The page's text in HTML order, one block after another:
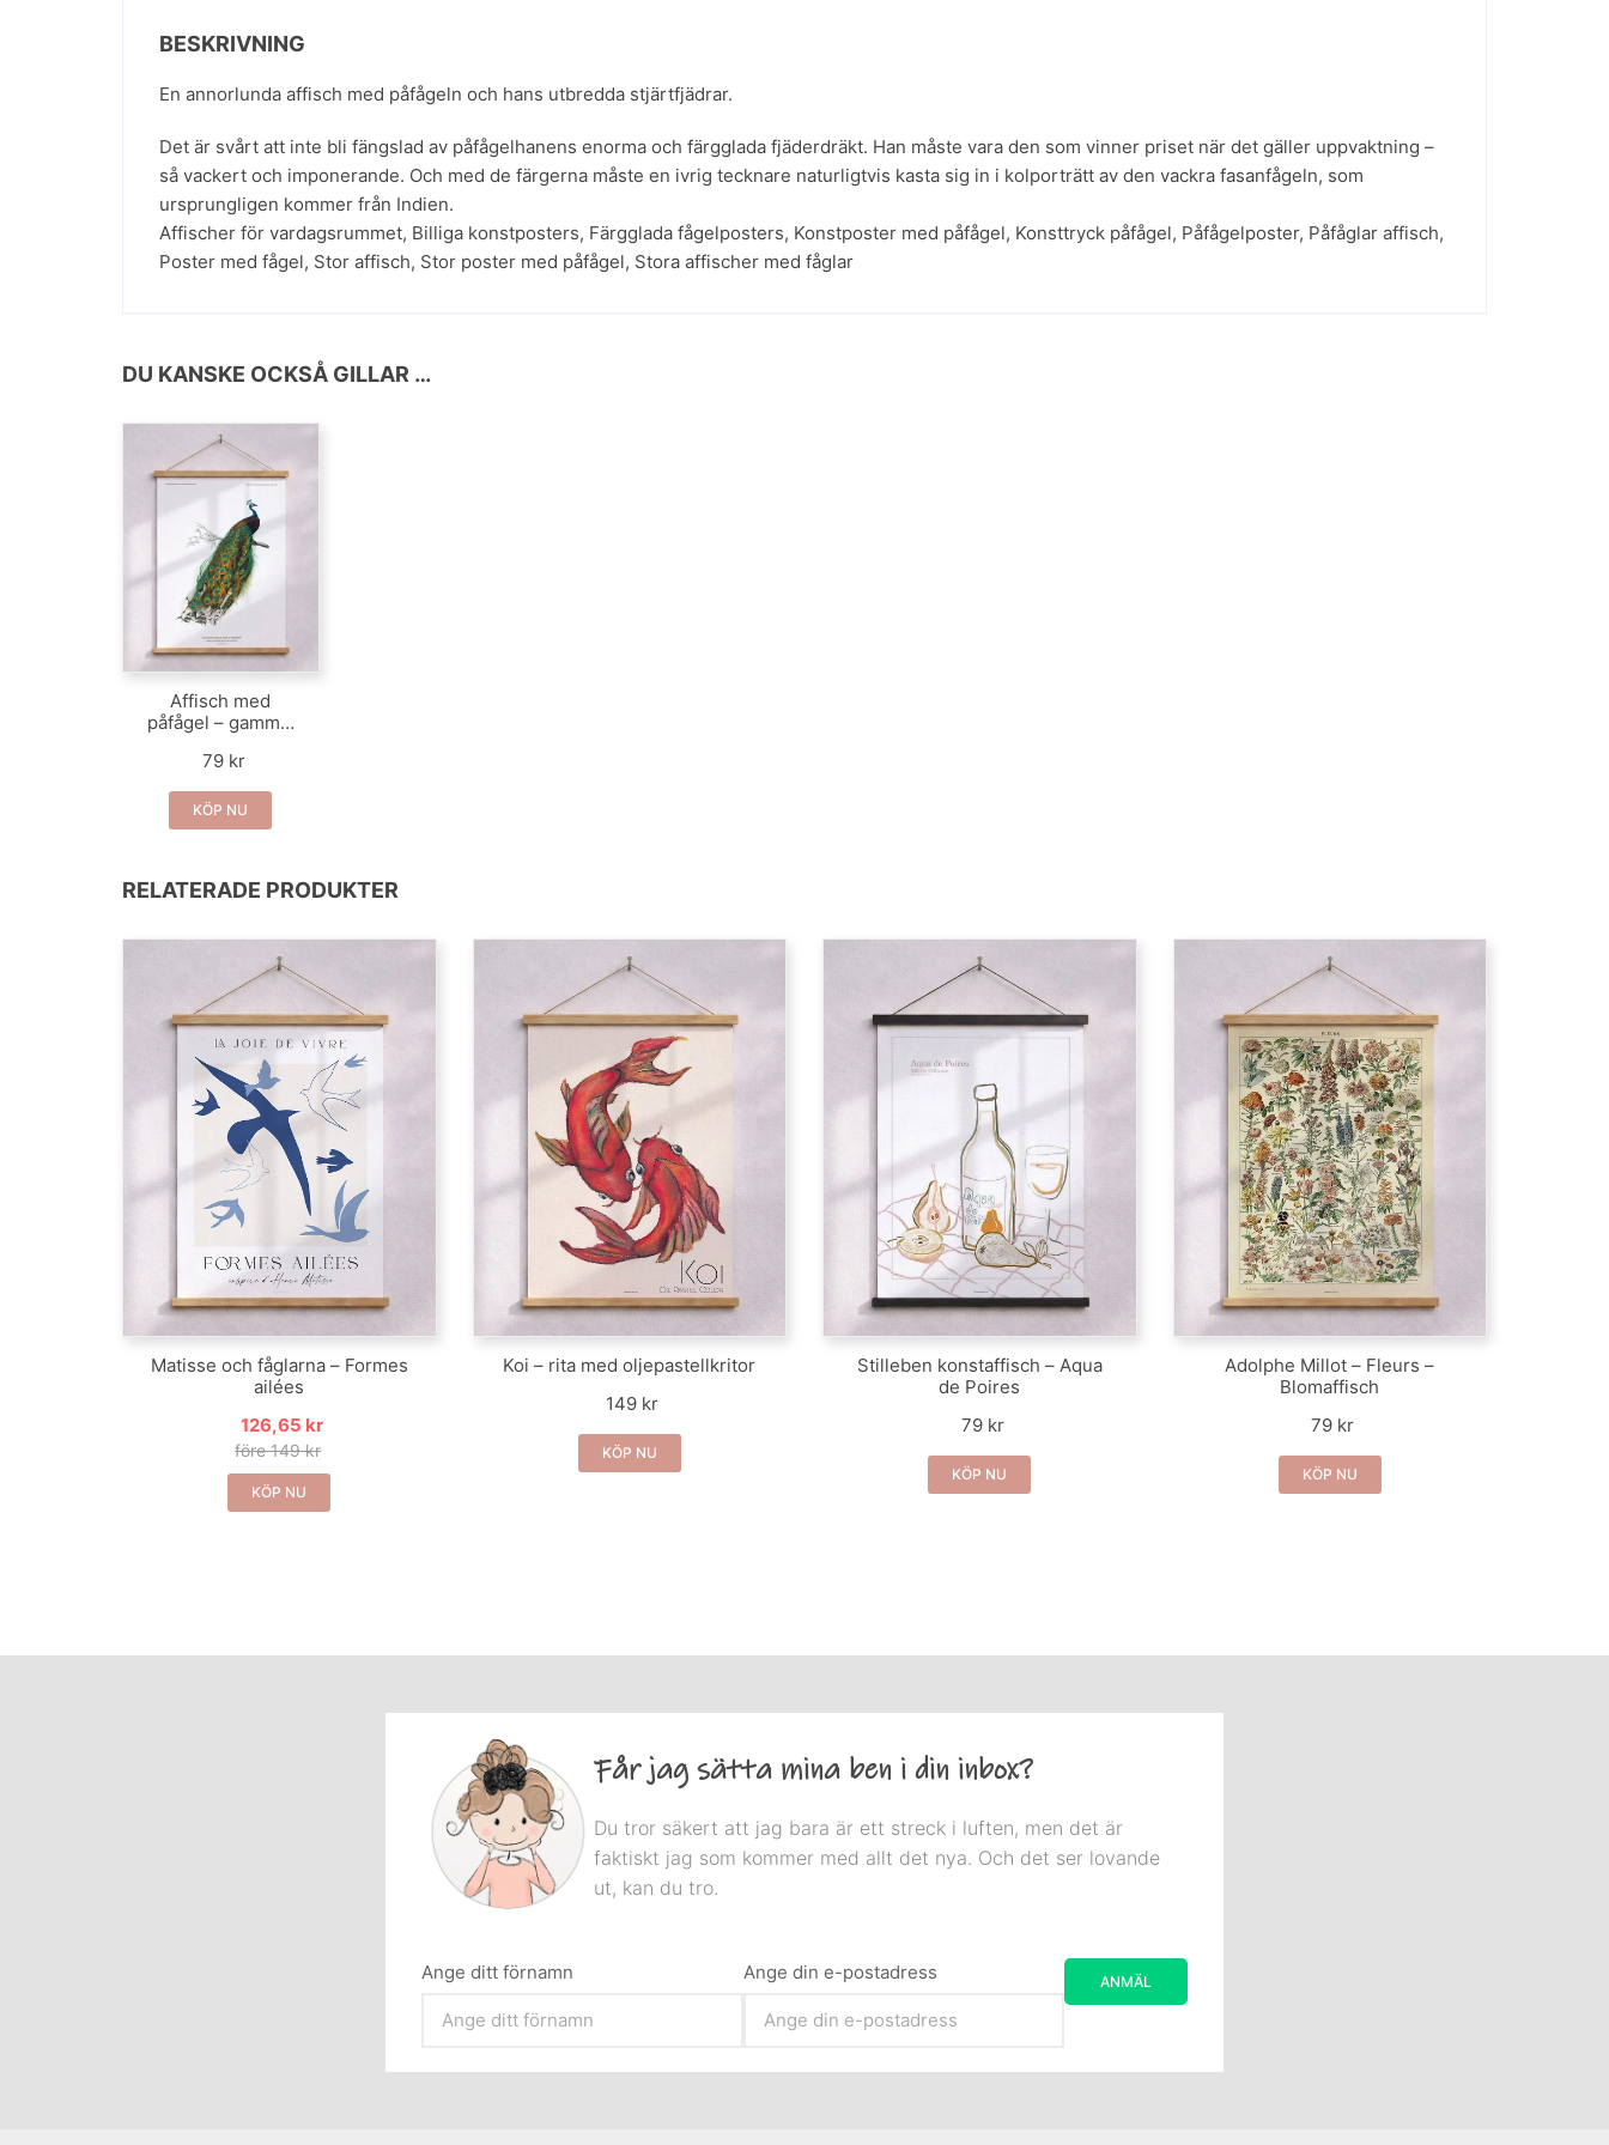
BESKRIVNING
En annorlunda affisch med påfågeln och hans utbredda stjärtfjädrar.
Det är svårt att inte bli fängslad av påfågelhanens enorma och färgglada fjäderdräkt. Han måste vara den som vinner priset när det gäller uppvaktning –
så vackert och imponerande. Och med de färgerna måste en ivrig tecknare naturligtvis kasta sig in i kolporträtt av den vackra fasanfågeln, som
ursprungligen kommer från Indien.
Affischer för vardagsrummet, Billiga konstposters, Färgglada fågelposters, Konstposter med påfågel, Konsttryck påfågel, Påfågelposter, Påfåglar affisch,
Poster med fågel, Stor affisch, Stor poster med påfågel, Stora affischer med fåglar
DU KANSKE OCKSÅ GILLAR …
Affisch med
påfågel – gammal
uppslagsbok
79 kr
KÖP NU
RELATERADE PRODUKTER
Matisse och fåglarna – Formes
ailées
126,65 kr
före 149 kr
KÖP NU
Koi – rita med oljepastellkritor
149 kr
KÖP NU
Stilleben konstaffisch – Aqua
de Poires
79 kr
KÖP NU
Adolphe Millot – Fleurs –
Blomaffisch
79 kr
KÖP NU
Får jag sätta mina ben i din inbox?
Du tror säkert att jag bara är ett streck i luften, men det är
faktiskt jag som kommer med allt det nya. Och det ser lovande
ut, kan du tro.
Ange ditt förnamn Ange din e-postadress